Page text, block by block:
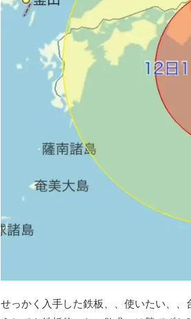
せっかく入手した鉄板、、使いたい、